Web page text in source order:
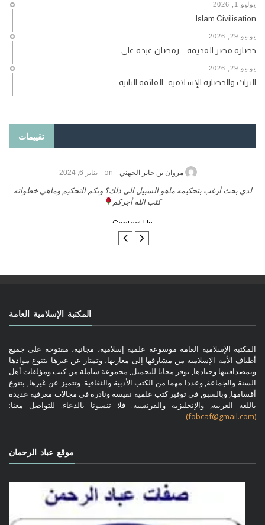
يوليو 1, 2026
Islam Civilisation
يونيو 29, 2026
حضارة مصر القديمة – رمضان عبده علي
يونيو 29, 2026
التراث والحضارة الإسلامية- القائمة الثانية
تقييمات
مروان بن جابر الجهني on يناير 6, 2024
لدي بحث أرغب بتحكيمه ماهو السبيل الى ذلك؟ وبكم التحكيم وماهي خطواته
كتب الله أجركم
Contact Us
المكتبة الإسلامية العامة
المكتبة الإسلامية العامة موسوعة علمية إسلامية، مجانية، مفتوحة على جميع
أطياف الأمة الإسلامية من مشارقها إلى مغاربها، وتمتاز عن غيرها بتنوع موادها
وبمصداقيتها وحيادها, توفر مجانا للتحميل, مجموعة شاملة من كتب ومؤلفات أهل
السنة والجماعة, وعددا مهما من الكتب الأدبية والثقافية. وتتميز عن غيرها, بتنوع
أقسامها, وبالسبق في توفير كتب علمية نفيسة ونادرة في مجالات معرفية عديدة
باللغة العربية, والإنجليزية والفرنسية. فلا تنسونا بالدعاء. للتواصل معنا:
(fobcaf@gmail.com)
موقع عباد الرحمان